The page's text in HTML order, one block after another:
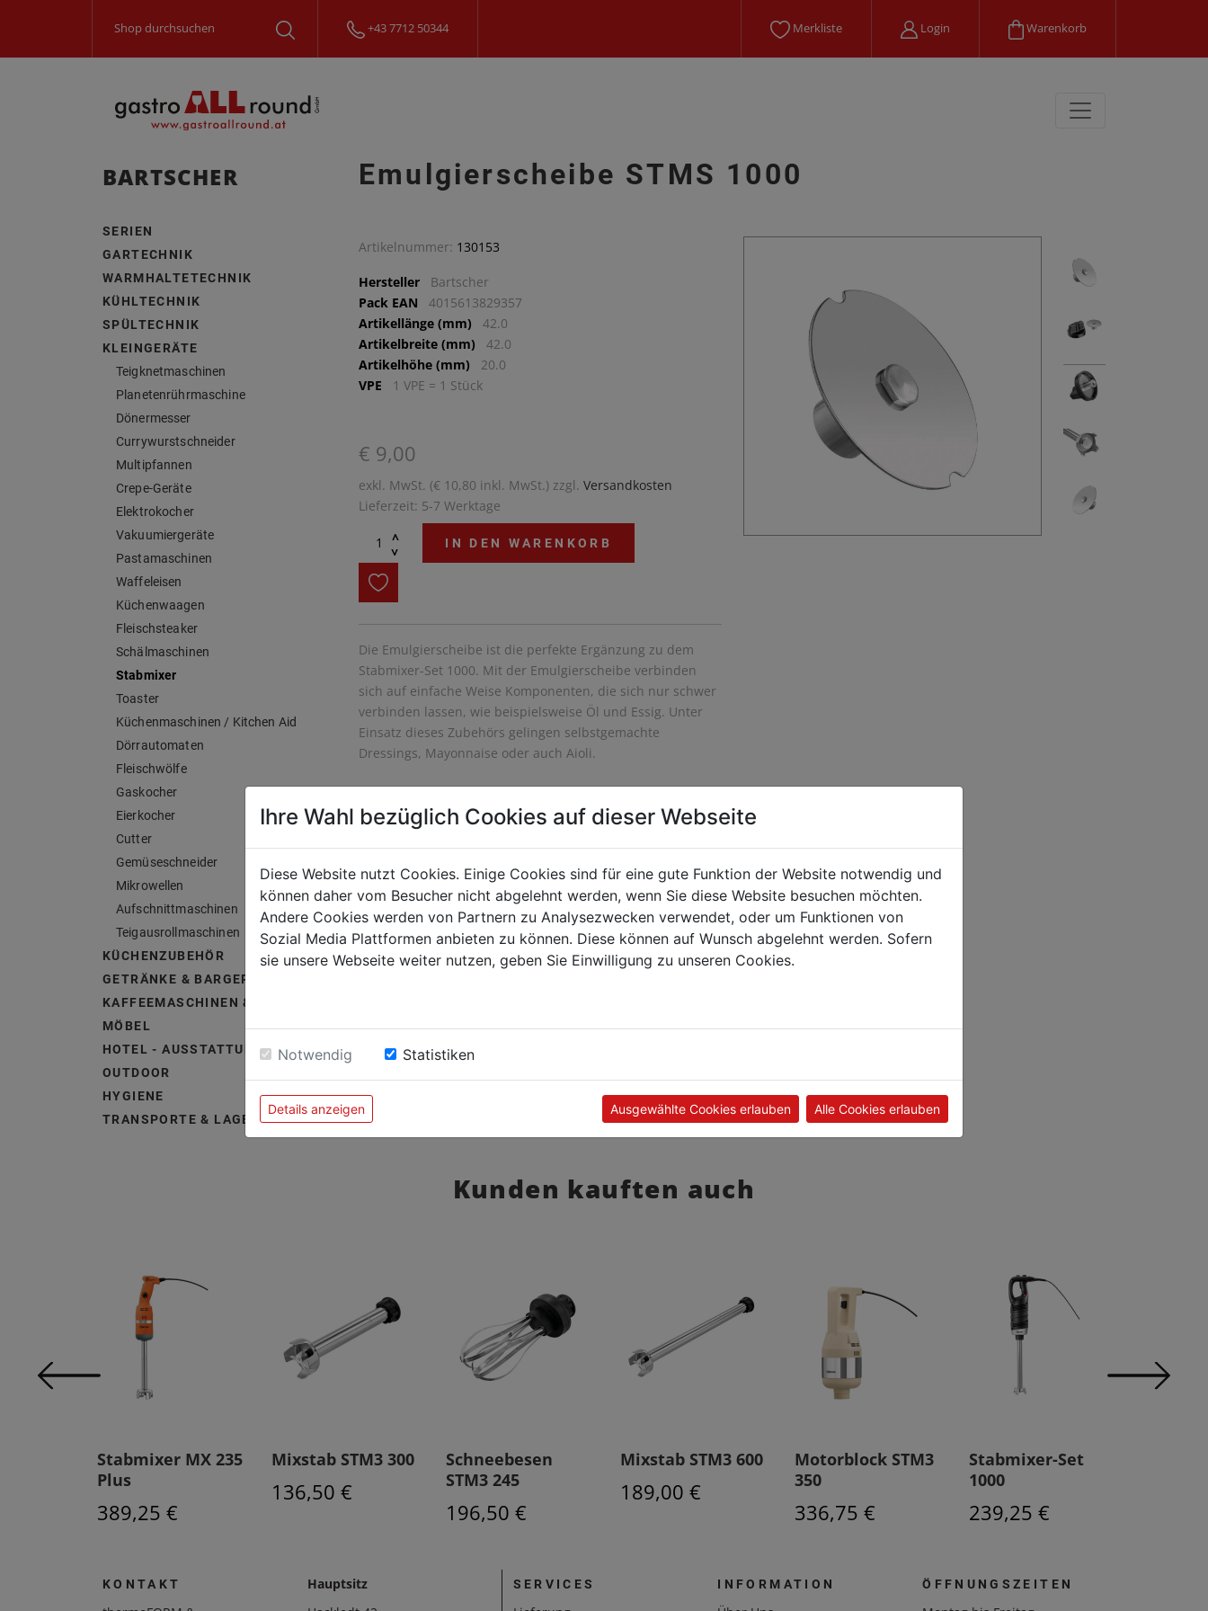
+43 7712 50344 Merkliste Login Warenkorb
BARTSCHER
SERIEN
GARTECHNIK
WARMHALTETECHNIK
KÜHLTECHNIK
SPÜLTECHNIK
KLEINGERÄTE
Teigknetmaschinen
Planetenrührmaschine
Dönermesser
Currywurstschneider
Multipfannen
Crepe-Geräte
Elektrokocher
Vakuumiergeräte
Pastamaschinen
Waffeleisen
Küchenwaagen
Fleischsteaker
Schälmaschinen
Stabmixer
Toaster
Küchenmaschinen / Kitchen Aid
Dörrautomaten
Fleischwölfe
Gaskocher
Eierkocher
Cutter
Gemüseschneider
Mikrowellen
Aufschnittmaschinen
Teigausrollmaschinen
KÜCHENZUBEHÖR
GETRÄNKE & BARGERÄTE
KAFFEEMASCHINEN & ZUBEHÖR
MÖBEL
HOTEL - AUSSTATTUNG &
OUTDOOR
HYGIENE
TRANSPORTE & LAGERUNG
Emulgierscheibe STMS 1000
Artikelnummer: 130153
Hersteller
Bartscher
Pack EAN
4015613829357
Artikellänge (mm)
42.0
Artikelbreite (mm)
42.0
Artikelhöhe (mm)
20.0
VPE
1 VPE = 1 Stück
€ 9,00
exkl. MwSt. (€ 10,80 inkl. MwSt.) zzgl. Versandkosten
Lieferzeit: 5-7 Werktage
^
^
IN DEN WARENKORB
Die Emulgierscheibe ist die perfekte Ergänzung zu dem
Stabmixer-Set 1000. Mit der Emulgierscheibe verbinden
sich auf einfache Weise Komponenten, die sich nur schwer
verbinden lassen, wie beispielsweise Öl und Essig. Unter
Einsatz dieses Zubehörs gelingen selbstgemachte
Dressings, Mayonnaise oder auch Aioli.
Kunden kauften auch
Stabmixer MX 235
Plus
389,25 €
Mixstab STM3 300
136,50 €
Schneebesen
STM3 245
196,50 €
Mixstab STM3 600
189,00 €
Motorblock STM3
350
336,75 €
Stabmixer-Set
1000
239,25 €
KONTAKT
Hauptsitz
SERVICES INFORMATION ÖFFNUNGSZEITEN
Ihre Wahl bezüglich Cookies auf dieser Webseite
Diese Website nutzt Cookies. Einige Cookies sind für eine gute Funktion der Website notwendig und
können daher vom Besucher nicht abgelehnt werden, wenn Sie diese Website besuchen möchten.
Andere Cookies werden von Partnern zu Analysezwecken verwendet, oder um Funktionen von
Sozial Media Plattformen anbieten zu können. Diese können auf Wunsch abgelehnt werden. Sofern
sie unsere Webseite weiter nutzen, geben Sie Einwilligung zu unseren Cookies.
Notwendig Statistiken
Details anzeigen Ausgewählte Cookies erlauben Alle Cookies erlauben